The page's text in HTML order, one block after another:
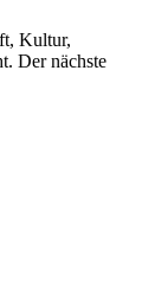
Kultur,
Der nächste